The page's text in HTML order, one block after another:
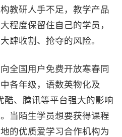
教研人手不足，教学产品
程度保留住自己的学员，
肆收割、抢夺的风险。
国用户免费开放寒春同
各年级，语数英物化及
酷、腾讯等平台强大的影响
当陌生学员想要获得课程
的优质爱学习合作机构为